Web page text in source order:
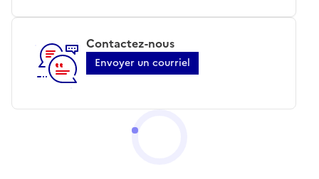
Contactez-nous
Envoyer un courriel